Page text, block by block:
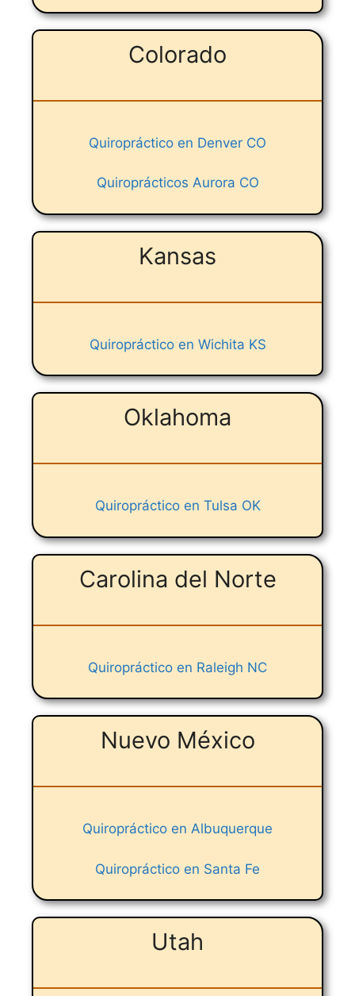
Colorado
Quiropráctico en Denver CO
Quiroprácticos Aurora CO
Kansas
Quiropráctico en Wichita KS
Oklahoma
Quiropráctico en Tulsa OK
Carolina del Norte
Quiropráctico en Raleigh NC
Nuevo México
Quiropráctico en Albuquerque
Quiropráctico en Santa Fe
Utah